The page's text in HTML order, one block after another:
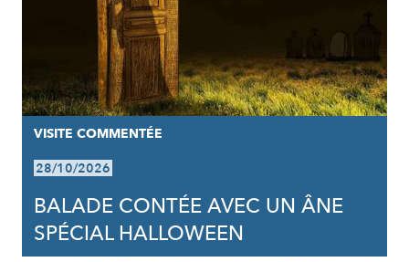
VISITE COMMENTÉE
28/10/2026
BALADE CONTÉE AVEC UN ÂNE
SPÉCIAL HALLOWEEN